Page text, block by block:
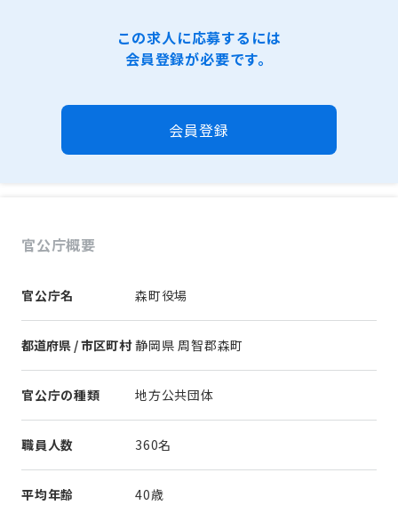
この求人に応募するには
会員登録が必要です。
会員登録
官公庁概要
官公庁名 森町役場
都道府県 / 市区町村 静岡県 周智郡森町
官公庁の種類 地方公共団体
職員人数 360名
平均年齢 40歳